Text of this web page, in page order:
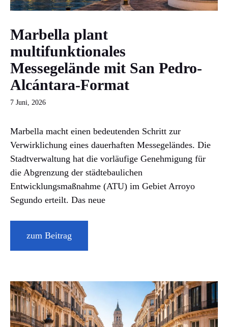
Marbella plant
multifunktionales
Messegelände mit San Pedro-
Alcántara-Format
7 Juni, 2026
Marbella macht einen bedeutenden Schritt zur
Verwirklichung eines dauerhaften Messegeländes. Die
Stadtverwaltung hat die vorläufige Genehmigung für
die Abgrenzung der städtebaulichen
Entwicklungsmaßnahme (ATU) im Gebiet Arroyo
Segundo erteilt. Das neue
zum Beitrag